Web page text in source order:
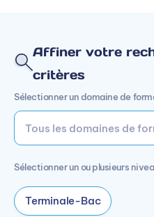
Affiner votre
critères
Sélectionner un domaine de
Sélectionner un ou plusieurs
Terminale-Bac